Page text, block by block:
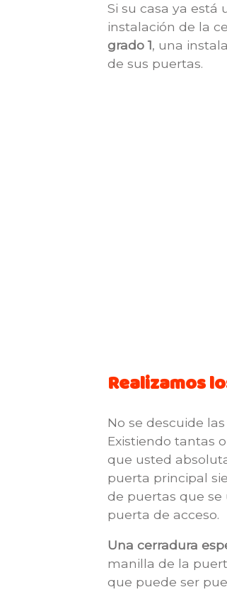
Si su casa ya
instalación de la
grado 1, una
de sus puertas.
Realizamos
No se descuide
Existiendo tantas
que usted
puerta principal
de puertas que se
puerta de acceso.
Una cerradura
manilla de la
que puede ser